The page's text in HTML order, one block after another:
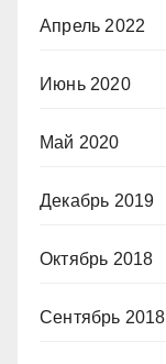
Апрель 2022
Июнь 2020
Май 2020
Декабрь 2019
Октябрь 2018
Сентябрь 2018